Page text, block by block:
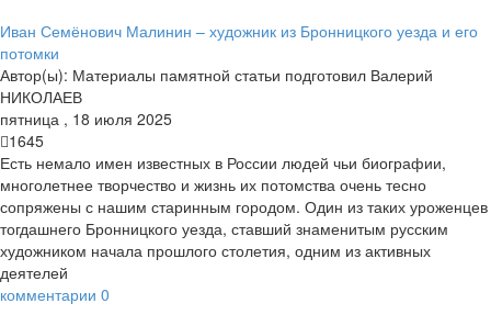
Иван Семёнович Малинин – художник из Бронницкого уезда и его
потомки
Автор(ы): Материалы памятной статьи подготовил Валерий
НИКОЛАЕВ
пятница , 18 июля 2025
1645
Есть немало имен известных в России людей чьи биографии,
многолетнее творчество и жизнь их потомства очень тесно
сопряжены с нашим старинным городом. Один из таких уроженцев
тогдашнего Бронницкого уезда, ставший знаменитым русским
художником начала прошлого столетия, одним из активных
деятелей
комментарии 0